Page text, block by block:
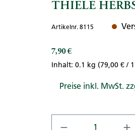
THIELE
Artikelnr. 8115
Regulärer Preis:
7,90 €
Inhalt: 0.1 kg (79,00 € /
Preise inkl. MwSt.
Produkt